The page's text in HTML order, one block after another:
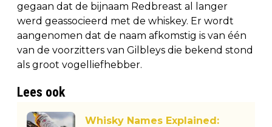
gegaan dat de bijnaam Redbreast al langer
werd geassocieerd met de whiskey. Er wordt
aangenomen dat de naam afkomstig is van één
van de voorzitters van Gilbleys die bekend stond
als groot vogelliefhebber.
Lees ook
Whisky Names Explained: